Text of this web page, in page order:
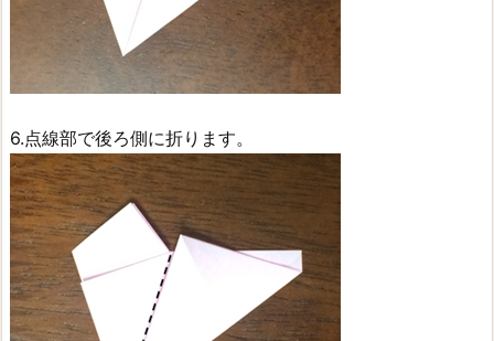
6.点線部で後ろ側に折ります。